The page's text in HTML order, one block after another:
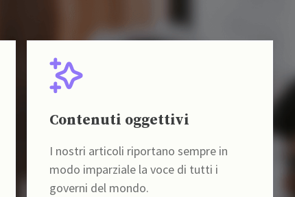
Contenuti oggettivi
I nostri articoli riportano sempre in
modo imparziale la voce di tutti i
governi del mondo.